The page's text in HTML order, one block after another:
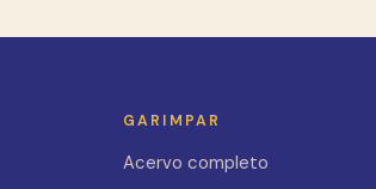
GARIMPAR
Acervo completo